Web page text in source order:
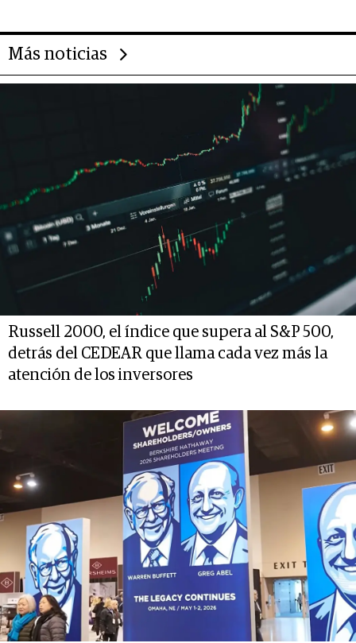
Más noticias
Russell 2000, el índice que supera al S&P 500,
detrás del CEDEAR que llama cada vez más la
atención de los inversores